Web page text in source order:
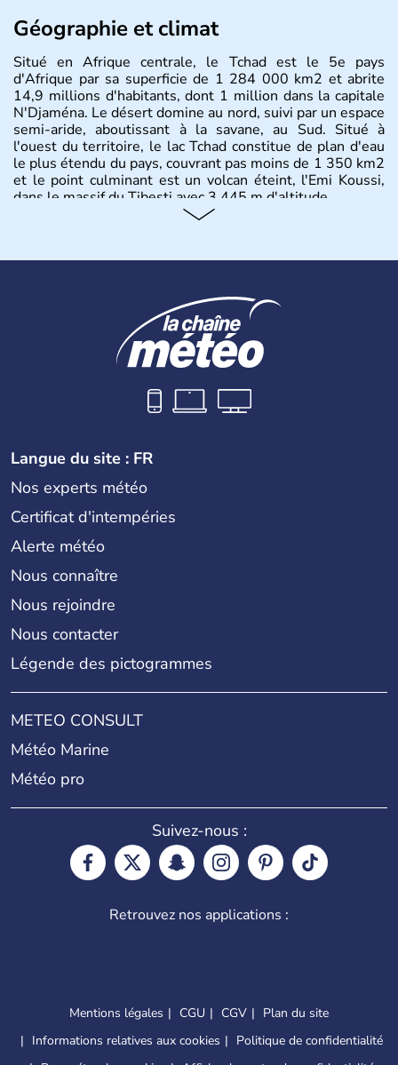
Géographie et climat
Situé en Afrique centrale, le Tchad est le 5e pays
d'Afrique par sa superficie de 1 284 000 km2 et abrite
14,9 millions d'habitants, dont 1 million dans la capitale
N'Djaména. Le désert domine au nord, suivi par un espace
semi-aride, aboutissant à la savane, au Sud. Situé à
l'ouest du territoire, le lac Tchad constitue de plan d'eau
le plus étendu du pays, couvrant pas moins de 1 350 km2
et le point culminant est un volcan éteint, l'Emi Koussi,
dans le massif du Tibesti avec 3 445 m d'altitude.
Langue du site : FR
Nos experts météo
Certificat d'intempéries
Alerte météo
Nous connaître
Nous rejoindre
Nous contacter
Légende des pictogrammes
METEO CONSULT
Météo Marine
Météo pro
Suivez-nous :
Retrouvez nos applications :
Mentions légales CGU CGV
Plan du site
Informations relatives aux cookies
Politique de confidentialité